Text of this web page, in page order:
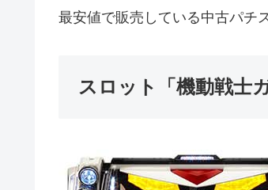
最安値で販売している中古パチ
スロット「機動戦士